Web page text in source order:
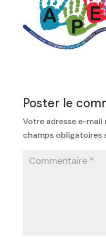
Poster le
Votre adresse e-mail
champs obligatoires